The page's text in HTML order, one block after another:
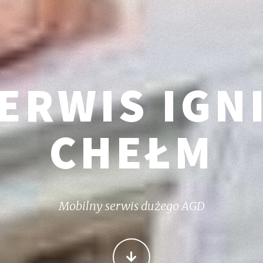
CHEŁM
Mobilny serwis dużego AGD